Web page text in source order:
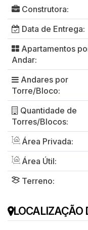
Construtora:
Data de Entrega:
Apartamentos
Andar:
Andares por
Torre/Bloco:
Quantidade de
Torres/Blocos:
Área Privada:
Área Útil:
Terreno:
LOCALIZAÇÃO